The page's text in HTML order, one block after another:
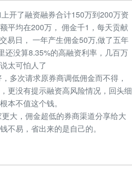
开了融资融券合计150万到200万资
平均在200万， 佣金千1，每天贡献
易日， 一年产生佣金50万,做了五年
还没算8.35%的高融资利率，几百万
太可怕人了
多次请求原券商调低佣金而不得，
更没有提示融资高风险情况，回头细
本不值这个钱。
大，佣金超低的券商渠道分享给大
不易，省出来的是自己的。